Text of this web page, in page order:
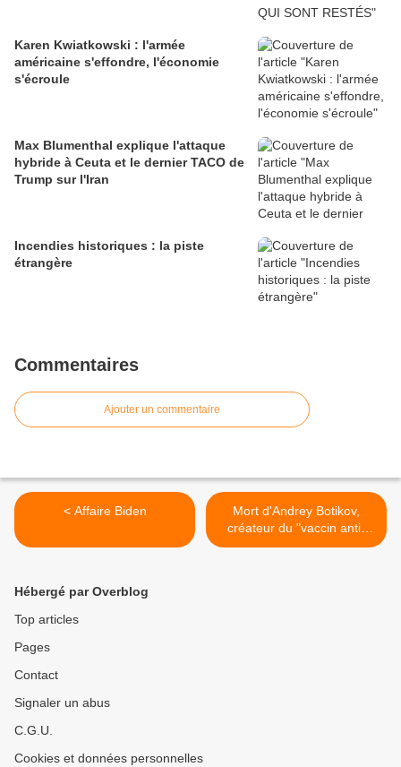
Karen Kwiatkowski : l'armée
américaine s'effondre, l'économie
s'écroule
Max Blumenthal explique l'attaque
hybride à Ceuta et le dernier TACO de
Trump sur l'Iran
Incendies historiques : la piste
étrangère
Commentaires
Ajouter un commentaire
< Affaire Biden
Mort d'Andrey Botikov,
créateur du "vaccin anti-
covid" Sputnik >
Hébergé par Overblog
Top articles
Pages
Contact
Signaler un abus
C.G.U.
Cookies et données personnelles